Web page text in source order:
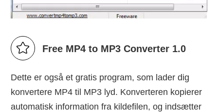
Free MP4 to MP3 Converter 1.0
Dette er også et gratis program, som lader dig
konvertere MP4 til MP3 lyd. Konverteren kopierer
automatisk information fra kildefilen, og indsætter